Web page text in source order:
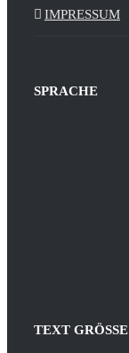
IMPRESSUM
SPRACHE
TEXT GRÖSSE